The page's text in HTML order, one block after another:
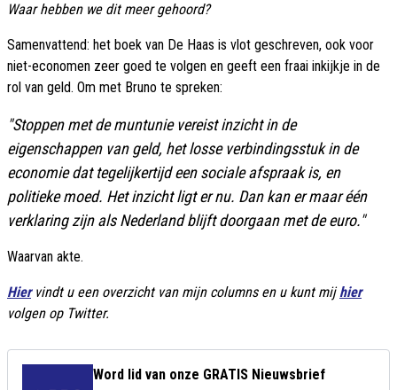
Waar hebben we dit meer gehoord?
Samenvattend: het boek van De Haas is vlot geschreven, ook voor
niet-economen zeer goed te volgen en geeft een fraai inkijkje in de
rol van geld. Om met Bruno te spreken:
"Stoppen met de muntunie vereist inzicht in de
eigenschappen van geld, het losse verbindingsstuk in de
economie dat tegelijkertijd een sociale afspraak is, en
politieke moed. Het inzicht ligt er nu. Dan kan er maar één
verklaring zijn als Nederland blijft doorgaan met de euro."
Waarvan akte.
Hiervindt u een overzicht van mijn columns en u kunt mijhier
volgen op Twitter.
Word lid van onze GRATIS Nieuwsbrief